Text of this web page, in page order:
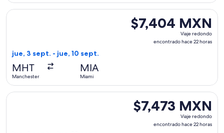
$7,404 MXN
Viaje
redondo,
$7,404 MXN
Viaje redondo
encontrado hace 22 horas
jue, 3 sept. - jue, 10 sept.
MHT
Manchester
MIA
Miami
Seleccionar vuelo de American Airlines, con salida el jue,
$7,473 MXN
Viaje
redondo,
$7,473 MXN
Viaje redondo
encontrado hace 22 horas
Seleccionar vuelo de American Airlines, con salida el jue,